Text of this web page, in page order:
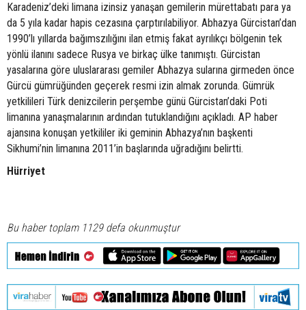
Karadeniz’deki limana izinsiz yanaşan gemilerin mürettabatı para ya
da 5 yıla kadar hapis cezasına çarptırılabiliyor. Abhazya Gürcistan’dan
1990’lı yıllarda bağımszılığını ilan etmiş fakat ayrılıkçı bölgenin tek
yönlü ilanını sadece Rusya ve birkaç ülke tanımıştı. Gürcistan
yasalarına göre uluslararası gemiler Abhazya sularına girmeden önce
Gürcü gümrüğünden geçerek resmi izin almak zorunda. Gümrük
yetkilileri Türk denizcilerin perşembe günü Gürcistan’daki Poti
limanına yanaşmalarının ardından tutuklandığını açıkladı. AP haber
ajansına konuşan yetkililer iki geminin Abhazya’nın başkenti
Sikhumi’nin limanına 2011’in başlarında uğradığını belirtti.
Hürriyet
Bu haber toplam 1129 defa okunmuştur